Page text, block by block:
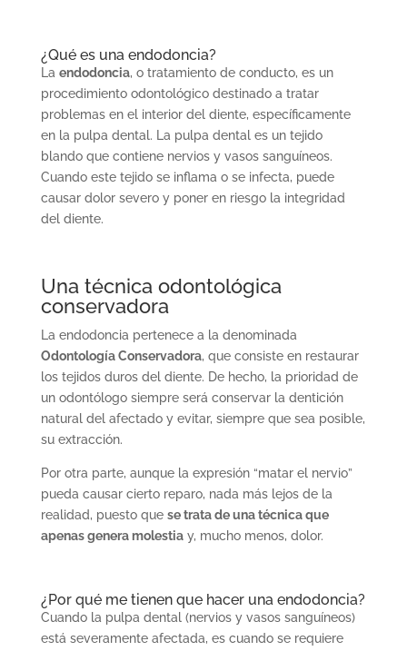
¿Qué es una endodoncia?
La endodoncia, o tratamiento de conducto, es un
procedimiento odontológico destinado a tratar
problemas en el interior del diente, específicamente
en la pulpa dental. La pulpa dental es un tejido
blando que contiene nervios y vasos sanguíneos.
Cuando este tejido se inflama o se infecta, puede
causar dolor severo y poner en riesgo la integridad
del diente.
Una técnica odontológica
conservadora
La endodoncia pertenece a la denominada
Odontología Conservadora, que consiste en restaurar
los tejidos duros del diente. De hecho, la prioridad de
un odontólogo siempre será conservar la dentición
natural del afectado y evitar, siempre que sea posible,
su extracción.
Por otra parte, aunque la expresión “matar el nervio”
pueda causar cierto reparo, nada más lejos de la
realidad, puesto que se trata de una técnica que
apenas genera molestiay, mucho menos, dolor.
¿Por qué me tienen que hacer una endodoncia?
Cuando la pulpa dental (nervios y vasos sanguíneos)
está severamente afectada, es cuando se requiere